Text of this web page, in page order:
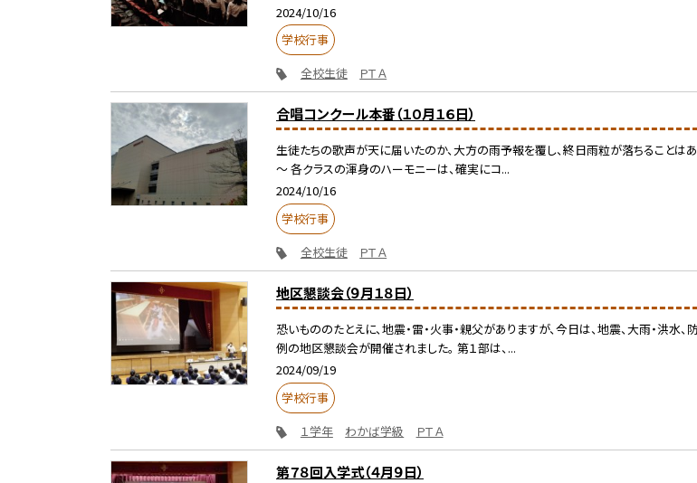
2024/10/16
学校行事
全校生徒
ＰＴＡ
合唱コンクール本番（１０月１６日）
生徒たちの歌声が天に届いたのか、大方の雨予報を覆し、終日雨粒が落ちることはあ
～ 各クラスの渾身のハーモニーは、確実にコ...
2024/10/16
学校行事
全校生徒
ＰＴＡ
地区懇談会（９月１８日）
恐いもののたとえに、地震・雷・火事・親父がありますが、今日は、地震、大雨・洪
例の地区懇談会が開催されました。 第１部は、...
2024/09/19
学校行事
１学年
わかば学級 ＰＴＡ
第７８回入学式（４月９日）